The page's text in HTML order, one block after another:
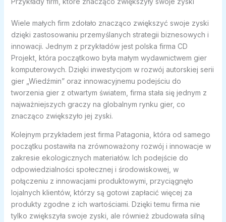
Wiele małych firm zdołało znacząco zwiększyć swoje zyski
dzięki zastosowaniu przemyślanych strategii biznesowych i
innowacji. Jednym z przykładów jest polska firma CD
Projekt, która początkowo była małym wydawnictwem gier
komputerowych. Dzięki inwestycjom w rozwój autorskiej serii
gier „Wiedźmin” oraz innowacyjnemu podejściu do
tworzenia gier z otwartym światem, firma stała się jednym z
najważniejszych graczy na globalnym rynku gier, co
znacząco zwiększyło jej zyski.
Kolejnym przykładem jest firma Patagonia, która od samego
początku postawiła na zrównoważony rozwój i innowacje w
zakresie ekologicznych materiałów. Ich podejście do
odpowiedzialności społecznej i środowiskowej, w
połączeniu z innowacjami produktowymi, przyciągnęło
lojalnych klientów, którzy są gotowi zapłacić więcej za
produkty zgodne z ich wartościami. Dzięki temu firma nie
tylko zwiększyła swoje zyski, ale również zbudowała silną